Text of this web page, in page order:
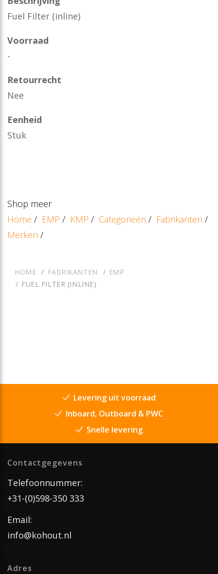
Fuel Filter (inline)
Voorraad
-
Retourrecht
Nee
Eenheid
Stuk
Shop meer
Home / EMP / KMP / Categorieën / Fabrikanten /
Merken /
HOME FABRIKANTEN
EMP
FUEL FILTER (INLINE)
Levering uit voorraad
Inboard, Outboard & PWC
Snelle levering
Contactgegevens
Telefoonnummer:
+31-(0)598-350 333
Email:
info@kohout.nl
Adres